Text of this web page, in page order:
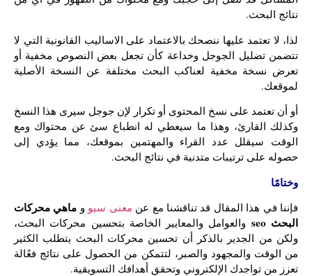
نتائج البحث.
لذا، لا تعتمد عليها ننصحك بالاعتماد على الاساليب القانونية التي لا
تتضمن تضليل الجوجل وخداعة كأن تجعل بعض النصوص مخفية أو
تعرض نسخة مخفية لعناكب البحث مختلفة عن النسخة الأصلية
لموقعك.
أو أن تعتمد على نسخ المحتوى أو تكرار لإن جوجل سيرى هذا النسخ
وكذلك القارئ، وهذا ما سيعطي له انطباع سئ عن محتواك ومع
الوقت سيقلل عدد القراء والمهتمين بموقعك، مما يؤدي إلى
حصوله على ترتيبات متدنية في نتائج البحث.
وختامًا
فإننا في هذا المقال قد تناقشنا مع عن معنى سيو و ماهي محركات
البحث seo
والعوامل والمعايير الخاصة بتحسين محركات البحث،
ولكن من الجدير بالذكر أن تحسين محركات البحث يتطلب الكثير
من الوقت والمجهود والصبر، لتتمكن من الحصول على نتائج فعًالة
تعزز من تواجدك الإلكتروني وتحقق أهدافك التسويقية.